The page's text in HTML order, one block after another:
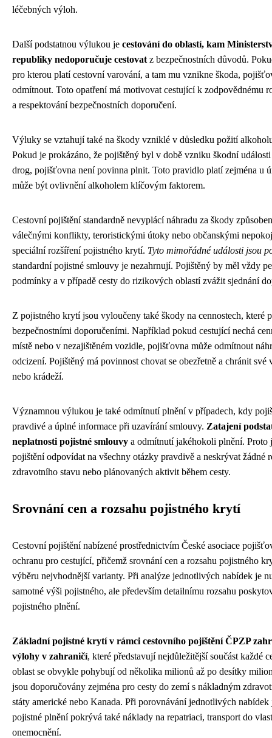
léčebných výloh.
Další podstatnou výlukou je cestování do oblastí, kam
republiky nedoporučuje cestovat z bezpečnostních důvodů.
pro kterou platí cestovní varování, a tam mu vznikne škoda,
odmítnout. Toto opatření má motivovat cestující k zodpovědnému
a respektování bezpečnostních doporučení.
Výluky se vztahují také na škody vzniklé v důsledku požití
Pokud je prokázáno, že pojištěný byl v době vzniku škodní
drog, pojišťovna není povinna plnit. Toto pravidlo platí zejména u
může být ovlivnění alkoholem klíčovým faktorem.
Cestovní pojištění standardně nevyplácí náhradu za škody
válečnými konflikty, teroristickými útoky nebo občanskými
speciální rozšíření pojistného krytí. Tyto mimořádné události jsou
standardní pojistné smlouvy je nezahrnují. Pojištěný by měl vždy
podmínky a v případě cesty do rizikových oblastí zvážit sjednání
Z pojistného krytí jsou vyloučeny také škody na cennostech, které
bezpečnostními doporučeními. Například pokud cestující nechá
místě nebo v nezajištěném vozidle, pojišťovna může odmítnout
odcizení. Pojištěný má povinnost chovat se obezřetně a chránit
nebo krádeží.
Významnou výlukou je také odmítnutí plnění v případech, kdy
pravdivé a úplné informace při uzavírání smlouvy. Zatajení
neplatnosti pojistné smlouvy a odmítnutí jakéhokoli plnění. Proto
pojištění odpovídat na všechny otázky pravdivě a neskrývat žádné
zdravotního stavu nebo plánovaných aktivit během cesty.
Srovnání cen a rozsahu pojistného krytí
Cestovní pojištění nabízené prostřednictvím České asociace
ochranu pro cestující, přičemž srovnání cen a rozsahu pojistného
výběru nejvhodnější varianty. Při analýze jednotlivých nabídek je
samotné výši pojistného, ale především detailnímu rozsahu
pojistného plnění.
Základní pojistné krytí v rámci cestovního pojištění ČPZP
výlohy v zahraničí, které představují nejdůležitější součást každé
oblast se obvykle pohybují od několika milionů až po desítky
jsou doporučovány zejména pro cesty do zemí s nákladným
státy americké nebo Kanada. Při porovnávání jednotlivých
pojistné plnění pokrývá také náklady na repatriaci, transport do
onemocnění.